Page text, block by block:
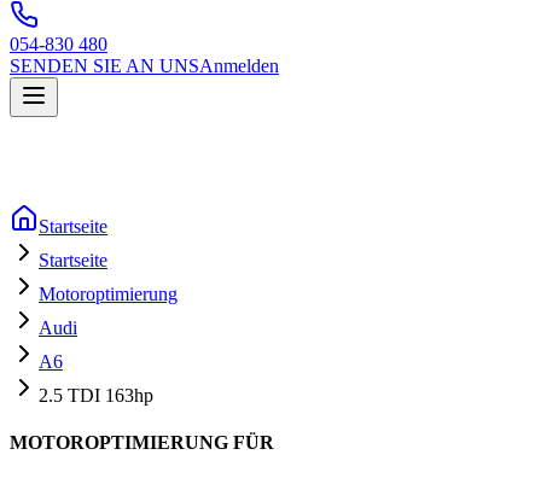
054-830 480
SENDEN SIE AN UNSAnmelden
Startseite
Startseite
Motoroptimierung
Audi
A6
2.5 TDI 163hp
MOTOROPTIMIERUNG FÜR